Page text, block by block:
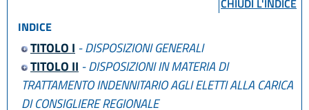
CHIUDI L'INDICE
INDICE
TITOLO I - DISPOSIZIONI GENERALI
TITOLO II - DISPOSIZIONI IN MATERIA DI
TRATTAMENTO INDENNITARIO AGLI ELETTI ALLA CARICA
DI CONSIGLIERE REGIONALE